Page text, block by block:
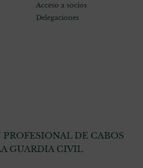
Acceso a socios
Delegaciones
DE CABOS
GUARDIA CIVIL